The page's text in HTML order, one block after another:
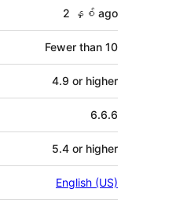
2 နှစ် ago
Fewer than 10
4.9 or higher
6.6.6
5.4 or higher
English (US)